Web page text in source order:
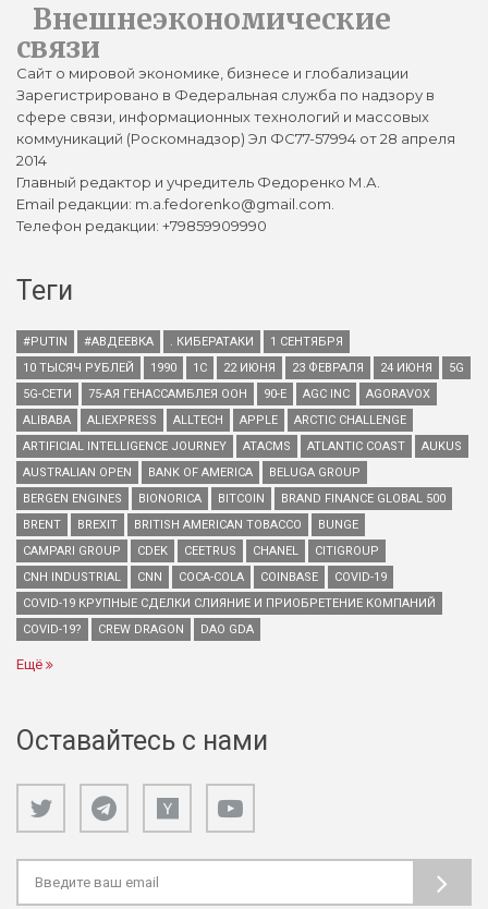
Внешнеэкономические
связи
Сайт о мировой экономике, бизнесе и глобализации
Зарегистрировано в Федеральная служба по надзору в
сфере связи, информационных технологий и массовых
коммуникаций (Роскомнадзор) Эл ФС77-57994 от 28 апреля
2014
Главный редактор и учредитель Федоренко М.А.
Email редакции: m.a.fedorenko@gmail.com.
Телефон редакции: +79859909990
Теги
#PUTIN #АВДЕЕВКА . КИБЕРАТАКИ
1 СЕНТЯБРЯ
10 ТЫСЯЧ РУБЛЕЙ
1990 1С 22 ИЮНЯ 23 ФЕВРАЛЯ 24 ИЮНЯ
5G
5G-СЕТИ
75-АЯ ГЕНАССАМБЛЕЯ ООН 90-Е AGC INC
AGORAVOX
ALIBABA
ALIEXPRESS ALLTECH APPLE
ARCTIC CHALLENGE
ARTIFICIAL INTELLIGENCE JOURNEY
ATACMS ATLANTIC COAST
AUKUS
AUSTRALIAN OPEN
BANK OF AMERICA
BELUGA GROUP
BERGEN ENGINES
BIONORICA BITCOIN
BRAND FINANCE GLOBAL 500
BRENT
BREXIT BRITISH AMERICAN TOBACCO
BUNGE
CAMPARI GROUP
CDEK CEETRUS CHANEL
CITIGROUP
CNH INDUSTRIAL
CNN COCA-COLA COINBASE
COVID-19
COVID-19 КРУПНЫЕ СДЕЛКИ СЛИЯНИЕ И ПРИОБРЕТЕНИЕ КОМПАНИЙ
COVID-19?
CREW DRAGON DAO GDA
Ещё
Оставайтесь с нами